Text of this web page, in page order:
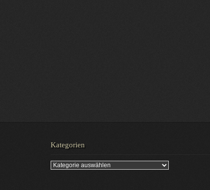
Kategorien
Kategorien